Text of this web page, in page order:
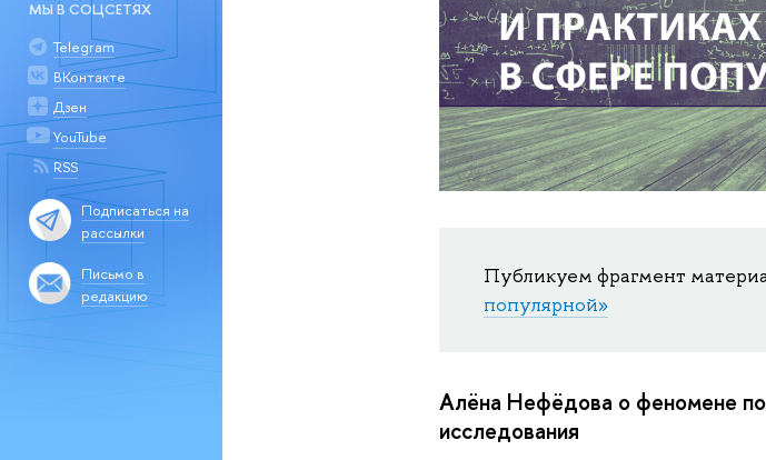
МЫ В СОЦСЕТЯХ
Telegram
ВКонтакте
Дзен
YouTube
RSS
Подписаться на
рассылки
Письмо в
редакцию
Публикуем фрагмент
популярной»
Алёна Нефёдова о феномене
исследования